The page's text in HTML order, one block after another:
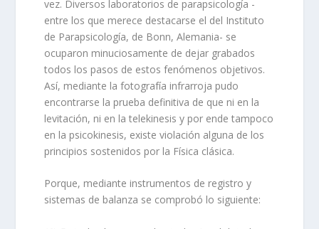
vez. Diversos laboratorios de parapsicología -
entre los que merece destacarse el del Instituto
de Parapsicología, de Bonn, Alemania- se
ocuparon minuciosamente de dejar grabados
todos los pasos de estos fenómenos objetivos.
Así, mediante la fotografía infrarroja pudo
encontrarse la prueba definitiva de que ni en la
levitación, ni en la telekinesis y por ende tampoco
en la psicokinesis, existe violación alguna de los
principios sostenidos por la Física clásica.
Porque, mediante instrumentos de registro y
sistemas de balanza se comprobó lo siguiente: